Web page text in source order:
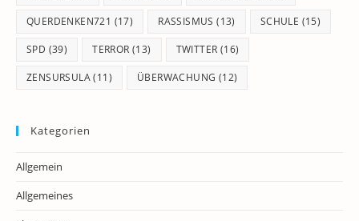
QUERDENKEN721 (17) RASSISMUS (13) SCHULE (15)
SPD (39) TERROR (13) TWITTER (16)
ZENSURSULA(11) ÜBERWACHUNG (12)
Kategorien
Allgemein
Allgemeines